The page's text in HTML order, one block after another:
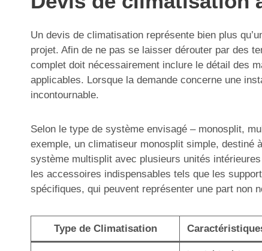
Un devis de climatisation représente bien plus
projet. Afin de ne pas se laisser dérouter par des
complet doit nécessairement inclure le détail des
applicables. Lorsque la demande concerne une
incontournable.
Selon le type de système envisagé – monosplit,
exemple, un climatiseur monosplit simple, destiné
système multisplit avec plusieurs unités
les accessoires indispensables tels que les
spécifiques, qui peuvent représenter une part non
Type de Climatisation